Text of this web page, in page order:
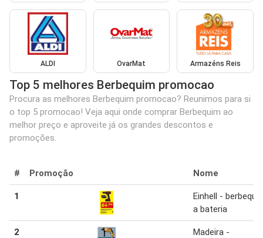
ALDI OvarMat Armazéns Reis
Top 5 melhores Berbequim promocao
Procura as melhores Berbequim promocao? Reunimos para si
o top 5 promocao! Veja aqui onde comprar Berbequim ao
melhor preço e aproveite já os grandes descontos e
promoções.
# Promoção Nome
1
Einhell -
a bateria
2
Madeira -